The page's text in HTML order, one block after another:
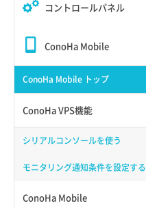
コントロールパネル
ConoHa Mobile
ConoHa Mobile トップ
ConoHa VPS機能
シリアルコンソールを使う
モニタリング通知条件を設定する
ConoHa Mobile